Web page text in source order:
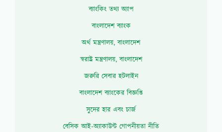
ব্যাংকিং তথ্য অ্যাপ
বাংলাদেশ ব্যাংক
অর্থ মন্ত্রণালয়, বাংলাদেশ
স্বরাষ্ট্র মন্ত্রণালয়, বাংলাদেশ
জরুরি সেবার হটলাইন
বাংলাদেশ ব্যাংকের বিজ্ঞপ্তি
সুদের হার এবং চার্জ
বেসিক আই-অ্যাকাউন্ট গোপনীয়তা নীতি